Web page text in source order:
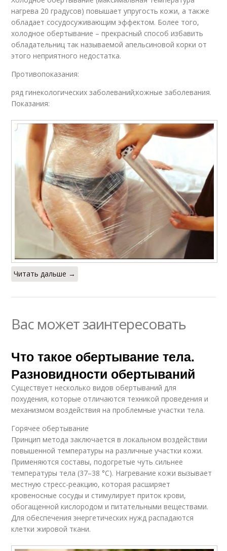
нагрева 20 градусов) повышает упругость кожи, а также
обладает сосудосуживающим эффектом. Более того,
холодное обертывание – прекрасный способ избавить
обладательниц так называемой апельсиновой корки от
этого неприятного недостатка.
Противопоказания:
ряд гинекологических заболеваний;кожные заболевания.
Показания:
Читать дальше →
Вас может заинтересовать
Что такое обертывание тела.
Разновидности обертываний
Существует несколько видов обертываний для
похудения, которые отличаются техникой проведения и
механизмом воздействия на проблемные участки тела.
Горячее обертывание
Принцип метода заключается в локальном воздействии
повышенной температуры на различные участки кожи.
Применяются составы, подогретые чуть сильнее
температуры тела (37–38 °С). Нагревание кожи вызывает
местную стресс-реакцию, которая расширяет
кровеносные сосуды и стимулирует приток крови,
обогащенной кислородом и питательными веществами.
Для обеспечения энергетических нужд распадаются
клетки жировой ткани.